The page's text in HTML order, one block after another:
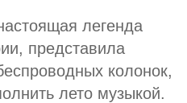
легенда
представила
колонок,
лето музыкой.